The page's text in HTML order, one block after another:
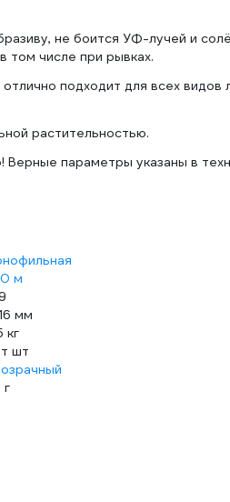
не боится УФ-лучей и
том числе при рывках.
подходит для всех
растительностью.
параметры указаны в
м
мм
кг
шт
г